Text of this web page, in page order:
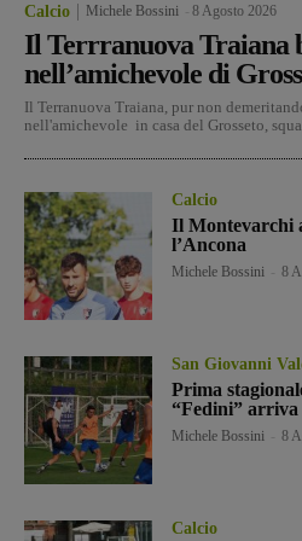
Calcio Michele Bossini 8 Agosto 2026
Il Terrranuova Traiana
nell’amichevole di
Il Terranuova Traiana, pur non
nell'amichevole in casa del Grosseto,
Calcio
Il Montevarchi
l’Ancona
Michele Bossini 8
San Giovanni
Prima
“Fedini”
Michele Bossini 8
Calcio